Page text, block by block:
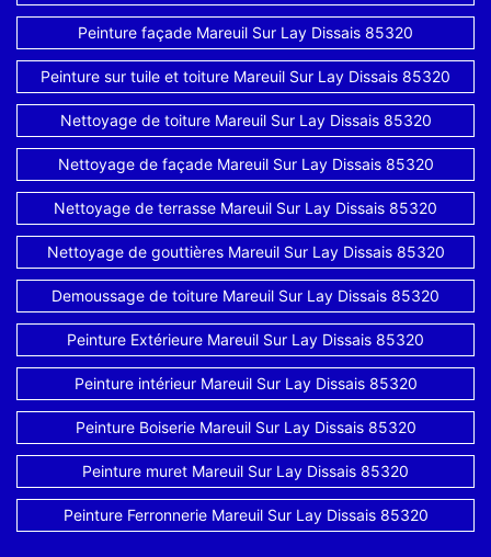
Peinture façade Mareuil Sur Lay Dissais 85320
Peinture sur tuile et toiture Mareuil Sur Lay Dissais 85320
Nettoyage de toiture Mareuil Sur Lay Dissais 85320
Nettoyage de façade Mareuil Sur Lay Dissais 85320
Nettoyage de terrasse Mareuil Sur Lay Dissais 85320
Nettoyage de gouttières Mareuil Sur Lay Dissais 85320
Demoussage de toiture Mareuil Sur Lay Dissais 85320
Peinture Extérieure Mareuil Sur Lay Dissais 85320
Peinture intérieur Mareuil Sur Lay Dissais 85320
Peinture Boiserie Mareuil Sur Lay Dissais 85320
Peinture muret Mareuil Sur Lay Dissais 85320
Peinture Ferronnerie Mareuil Sur Lay Dissais 85320